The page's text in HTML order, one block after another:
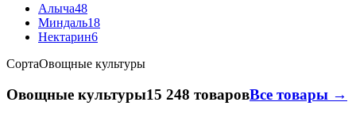
Алыча48
Миндаль18
Нектарин6
СортаОвощные культуры
Овощные культуры15 248 товаровВсе товары →